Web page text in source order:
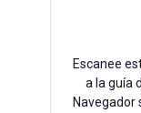
Escanee
a la guía
Navegador